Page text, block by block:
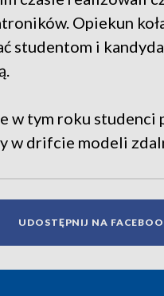
Opiekun
studentom i
w tym roku
w drifcie modeli
UDOSTĘPNIJ NA